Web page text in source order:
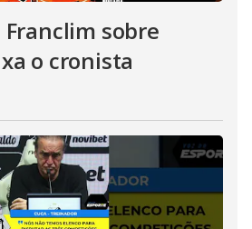
Franclim sobre
o cronista